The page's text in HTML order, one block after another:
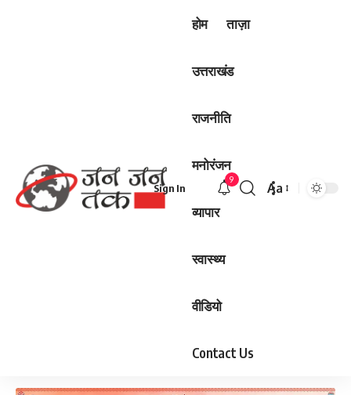
होम ताज़ा
उत्तराखंड
राजनीति
मनोरंजन
व्यापार
स्वास्थ्य
वीडियो
Contact Us
Sign In
9
Font
Aa